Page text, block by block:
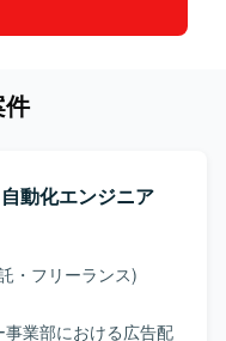
動化エンジニア
・フリーランス)
事業部における広告配